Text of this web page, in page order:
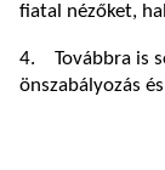
fiatal nézőket,
4. Továbbra is
önszabályozás